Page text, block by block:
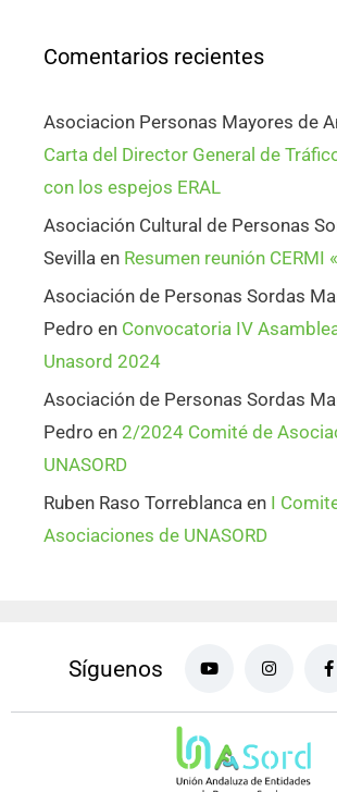
Comentarios recientes
Asociacion Personas Mayores de
Carta del Director General de
con los espejos ERAL
Asociación Cultural de Personas
Sevilla en Resumen reunión CERMI
Asociación de Personas Sordas
Pedro en Convocatoria IV
Unasord 2024
Asociación de Personas Sordas
Pedro en 2/2024 Comité de
UNASORD
Ruben Raso Torreblanca en I
Asociaciones de UNASORD
Síguenos